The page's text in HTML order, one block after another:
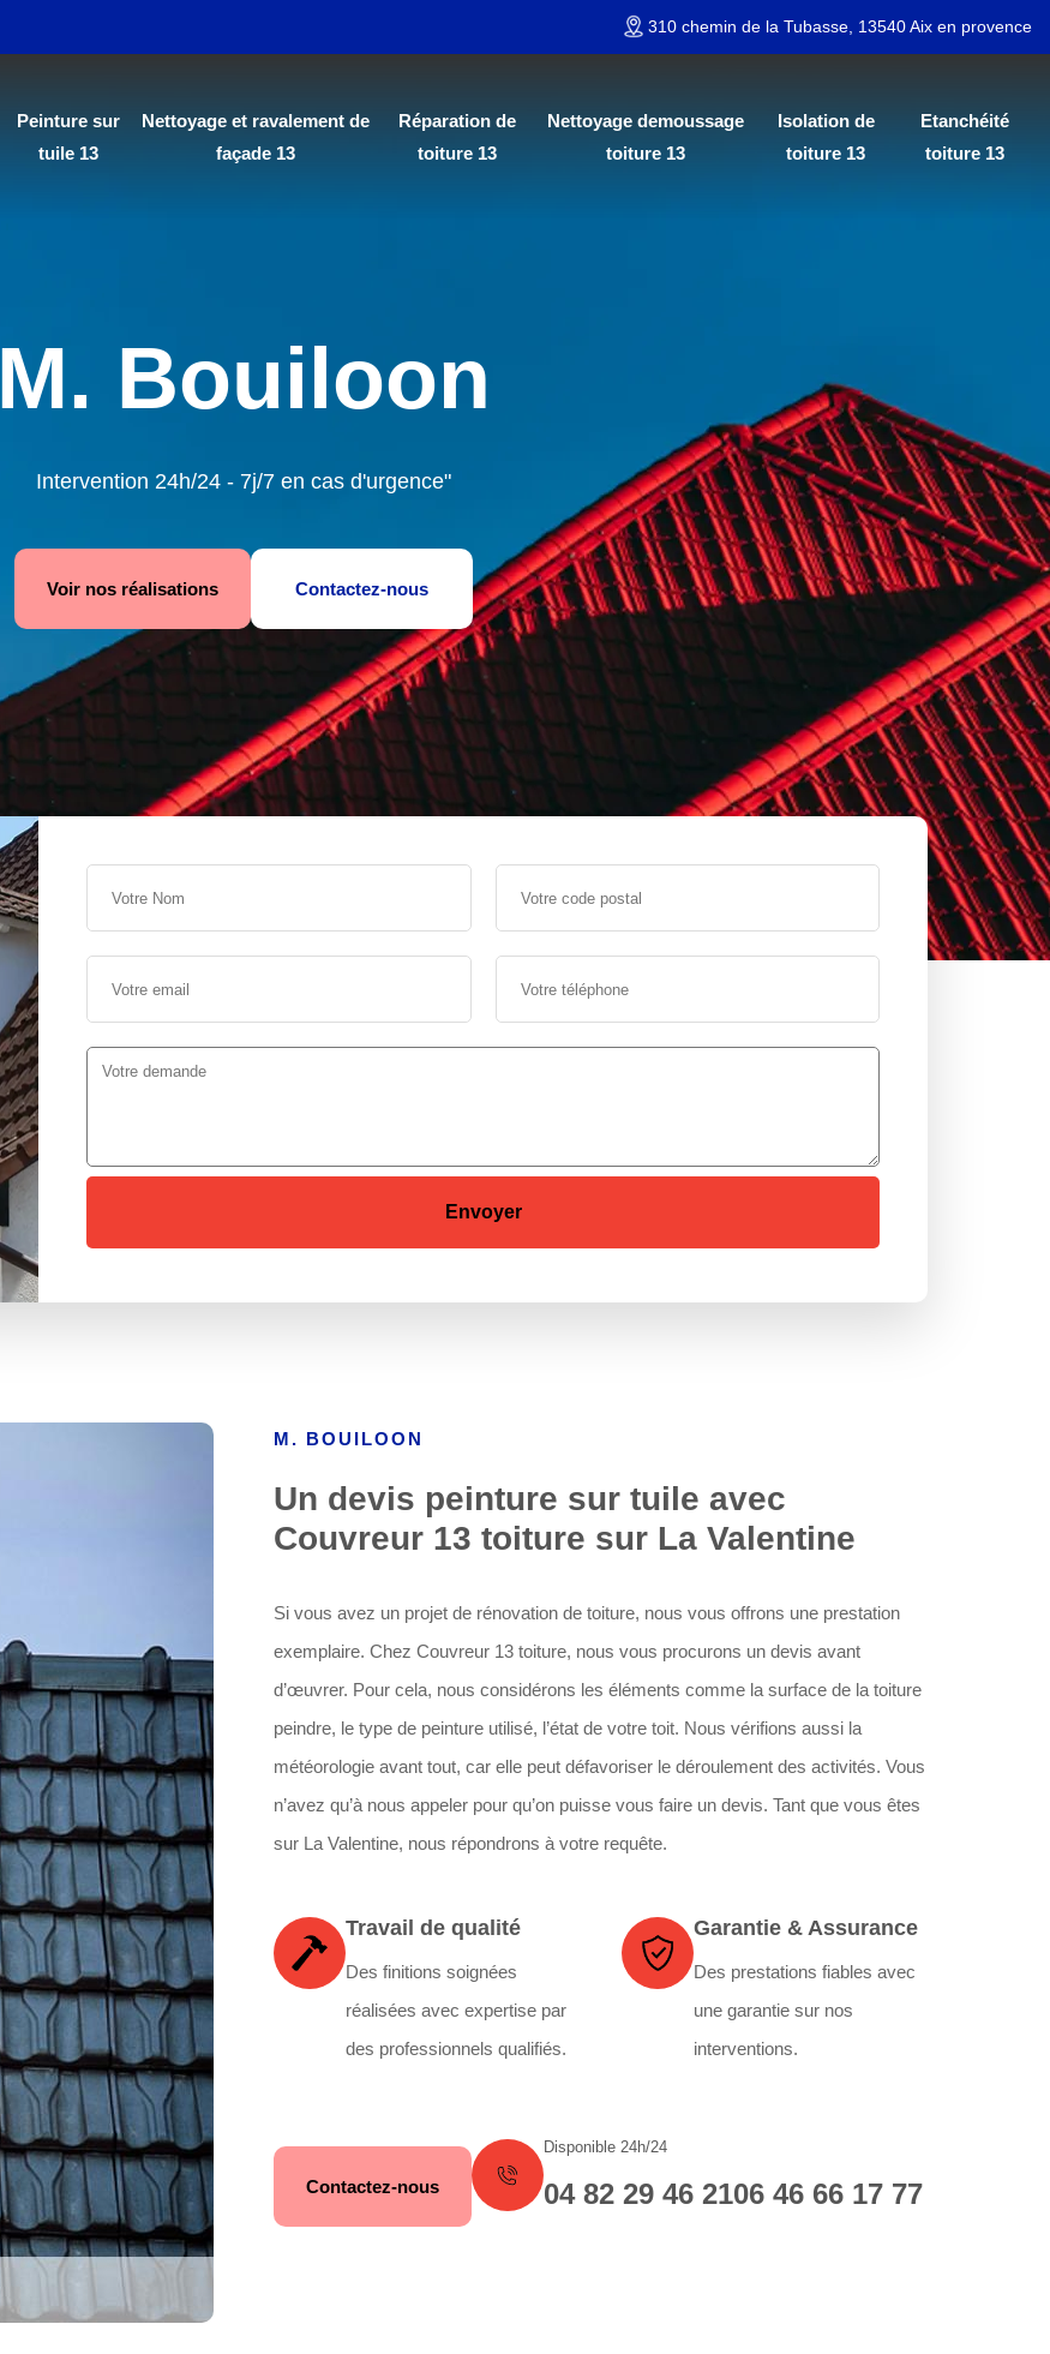
310 chemin de la Tubasse, 13540 Aix en provence
Peinture sur
tuile 13
Nettoyage et ravalement de
façade 13
Réparation de
toiture 13
Nettoyage demoussage
toiture 13
Isolation de
toiture 13
Etanchéité
toiture 13
M. Bouiloon
Intervention 24h/24 - 7j/7 en cas d'urgence"
Voir nos réalisations Contactez-nous
M. BOUILOON
Un devis peinture sur tuile avec
Couvreur 13 toiture sur La Valentine
Si vous avez un projet de rénovation de toiture, nous vous offrons une prestation
exemplaire. Chez Couvreur 13 toiture, nous vous procurons un devis avant
d’œuvrer. Pour cela, nous considérons les éléments comme la surface de la toiture
peindre, le type de peinture utilisé, l’état de votre toit. Nous vérifions aussi la
météorologie avant tout, car elle peut défavoriser le déroulement des activités. Vous
n’avez qu’à nous appeler pour qu’on puisse vous faire un devis. Tant que vous êtes
sur La Valentine, nous répondrons à votre requête.
Travail de qualité
Des finitions soignées
réalisées avec expertise par
des professionnels qualifiés.
Garantie & Assurance
Des prestations fiables avec
une garantie sur nos
interventions.
Contactez-nous
Disponible 24h/24
04 82 29 46 2106 46 66 17 77